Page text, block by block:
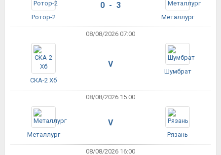
Ротор-2
0 - 3
Металлург
08/08/2026 07:00
СКА-2 Хб
V
Шумбрат
08/08/2026 15:00
Металлург
V
Рязань
08/08/2026 16:00